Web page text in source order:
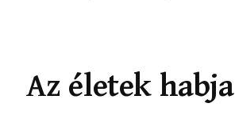
Az életek habja